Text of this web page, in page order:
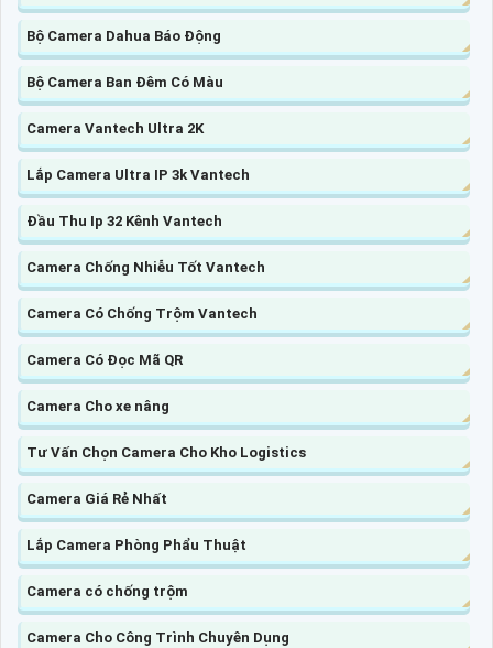
Bộ Camera Dahua Báo Động
Bộ Camera Ban Đêm Có Màu
Camera Vantech Ultra 2K
Lắp Camera Ultra IP 3k Vantech
Đầu Thu Ip 32 Kênh Vantech
Camera Chống Nhiễu Tốt Vantech
Camera Có Chống Trộm Vantech
Camera Có Đọc Mã QR
Camera Cho xe nâng
Tư Vấn Chọn Camera Cho Kho Logistics
Camera Giá Rẻ Nhất
Lắp Camera Phòng Phẩu Thuật
Camera có chống trộm
Camera Cho Công Trình Chuyên Dụng